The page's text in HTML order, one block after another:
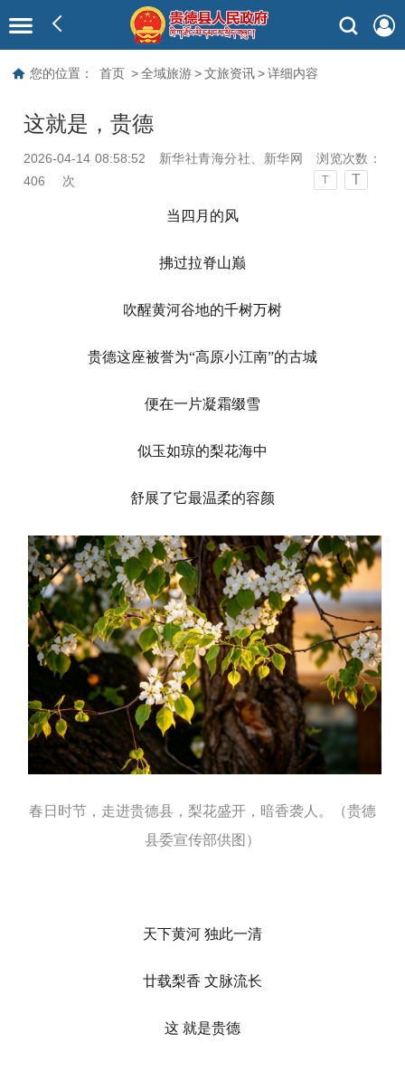
您的位置： 首页 > 全域旅游 > 文旅资讯 > 详细内容
这就是，贵德
2026-04-14 08:58:52 新华社青海分社、新华网
浏览次数：
406
次 T T
当四月的风
拂过拉脊山巅
吹醒黄河谷地的千树万树
贵德这座被誉为“高原小江南”的古城
便在一片凝霜缀雪
似玉如琼的梨花海中
舒展了它最温柔的容颜
春日时节，走进贵德县，梨花盛开，暗香袭人。（贵德
县委宣传部供图）
天下黄河 独此一清
廿载梨香 文脉流长
这 就是贵德